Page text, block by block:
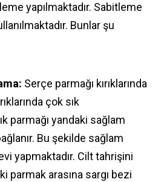
yapılmaktadır. Sabitleme
Bunlar şu
Serçe parmağı kırıklarında
çok sık
parmağı yandaki sağlam
Bu şekilde sağlam
yapmaktadır. Cilt tahrişini
parmak arasına sargı bezi